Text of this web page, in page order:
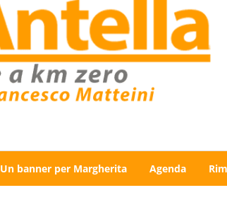
Un banner per Margherita Agenda